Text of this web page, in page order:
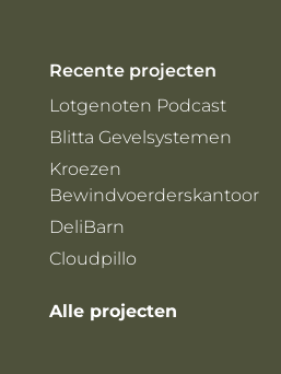
Recente projecten
Lotgenoten Podcast
Blitta Gevelsystemen
Kroezen
Bewindvoerderskantoor
DeliBarn
Cloudpillo
Alle projecten